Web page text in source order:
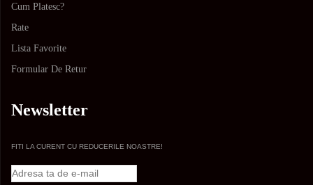
Cum Platesc?
Rate
Lista Favorite
Formular De Retur
Newsletter
FITI LA CURENT CU REDUCERILE NOASTRE!